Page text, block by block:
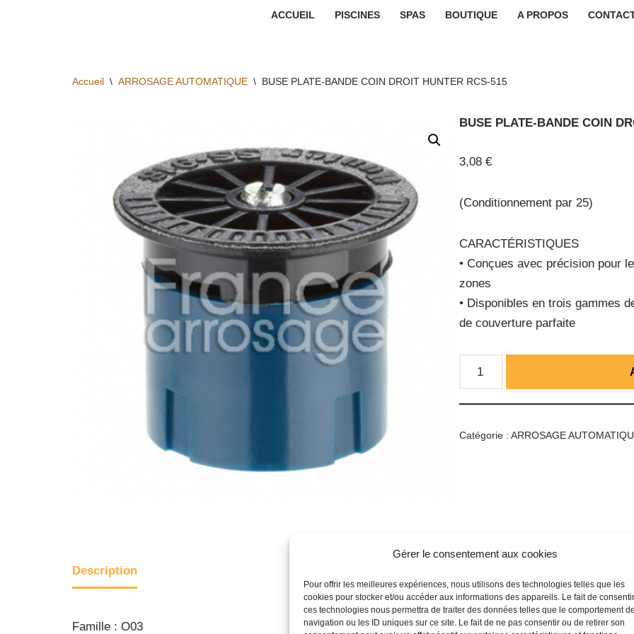
Gérer le consentement aux cookies
Pour offrir les meilleures expériences, nous utilisons des technologies telles que les
cookies pour stocker et/ou accéder aux informations des appareils. Le fait de
ces technologies nous permettra de traiter des données telles que le comportement de
navigation ou les ID uniques sur ce site. Le fait de ne pas consentir ou de retirer son
ACCUEIL PISCINES SPAS BOUTIQUE A PROPOS
Accueil \ ARROSAGE AUTOMATIQUE \ BUSE PLATE-BANDE COIN DROIT HUNTER RCS-515
BUSE PLATE-BANDE COIN
3,08€
(Conditionnement par 25)
CARACTÉRISTIQUES
• Conçues avec précision pour
zones
• Disponibles en trois gammes
de couverture parfaite
Catégorie :ARROSAGE
Description
Famille : O03